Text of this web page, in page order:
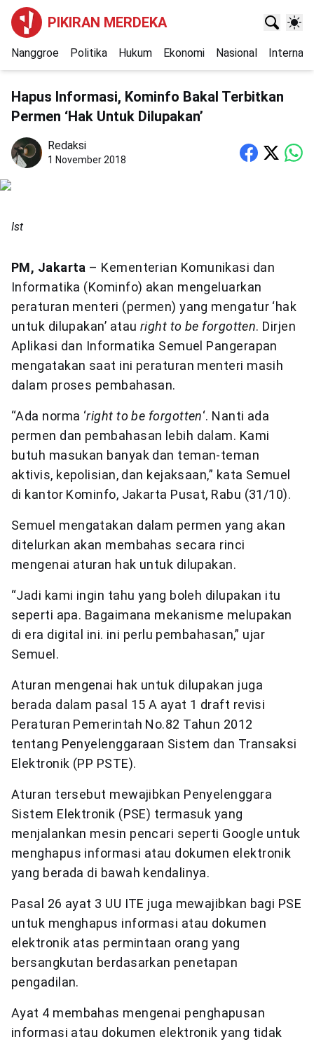
PIKIRAN MERDEKA
Nanggroe Politika Hukum Ekonomi Nasional
Hapus Informasi, Kominfo Bakal Terbitkan
Permen ‘Hak Untuk Dilupakan’
Redaksi
1 November 2018
Ist
PM, Jakarta – Kementerian Komunikasi dan
Informatika (Kominfo) akan mengeluarkan
peraturan menteri (permen) yang mengatur ‘hak
untuk dilupakan’ atau right to be forgotten. Dirjen
Aplikasi dan Informatika Semuel Pangerapan
mengatakan saat ini peraturan menteri masih
dalam proses pembahasan.
“Ada norma ‘right to be forgotten‘. Nanti ada
permen dan pembahasan lebih dalam. Kami
butuh masukan banyak dan teman-teman
aktivis, kepolisian, dan kejaksaan,” kata Semuel
di kantor Kominfo, Jakarta Pusat, Rabu (31/10).
Semuel mengatakan dalam permen yang akan
ditelurkan akan membahas secara rinci
mengenai aturan hak untuk dilupakan.
“Jadi kami ingin tahu yang boleh dilupakan itu
seperti apa. Bagaimana mekanisme melupakan
di era digital ini. ini perlu pembahasan,” ujar
Semuel.
Aturan mengenai hak untuk dilupakan juga
berada dalam pasal 15 A ayat 1 draft revisi
Peraturan Pemerintah No.82 Tahun 2012
tentang Penyelenggaraan Sistem dan Transaksi
Elektronik (PP PSTE).
Aturan tersebut mewajibkan Penyelenggara
Sistem Elektronik (PSE) termasuk yang
menjalankan mesin pencari seperti Google untuk
menghapus informasi atau dokumen elektronik
yang berada di bawah kendalinya.
Pasal 26 ayat 3 UU ITE juga mewajibkan bagi PSE
untuk menghapus informasi atau dokumen
elektronik atas permintaan orang yang
bersangkutan berdasarkan penetapan
pengadilan.
Ayat 4 membahas mengenai penghapusan
informasi atau dokumen elektronik yang tidak